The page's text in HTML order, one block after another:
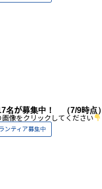
名が募集中！ （7/9時点）
画像をクリックしてください
ンティア募集中